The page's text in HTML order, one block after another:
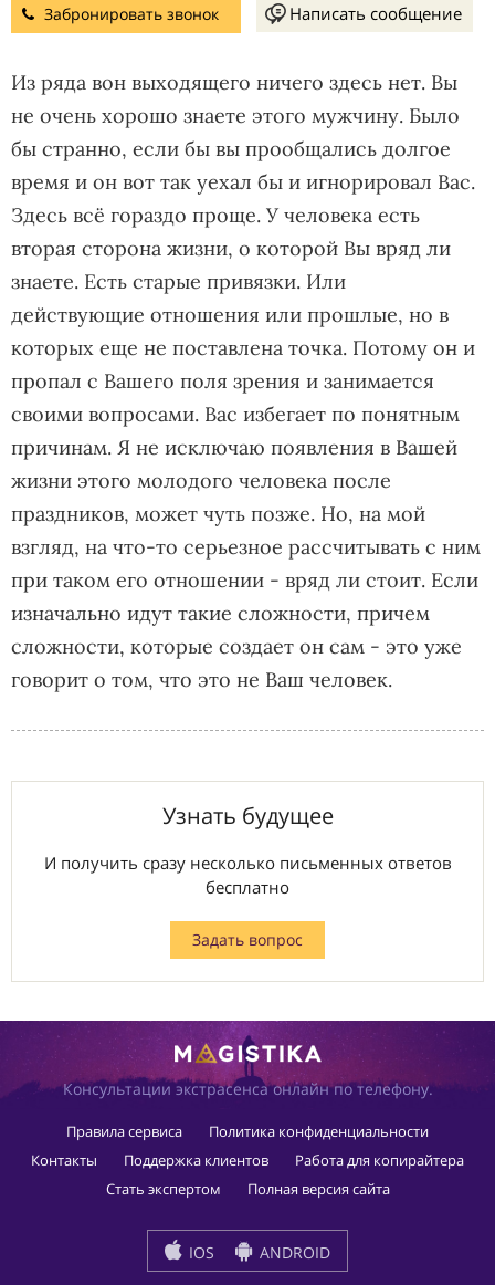
Забронировать звонок Написать сообщение
Из ряда вон выходящего ничего здесь нет. Вы
не очень хорошо знаете этого мужчину. Было
бы странно, если бы вы прообщались долгое
время и он вот так уехал бы и игнорировал Вас.
Здесь всё гораздо проще. У человека есть
вторая сторона жизни, о которой Вы вряд ли
знаете. Есть старые привязки. Или
действующие отношения или прошлые, но в
которых еще не поставлена точка. Потому он и
пропал с Вашего поля зрения и занимается
своими вопросами. Вас избегает по понятным
причинам. Я не исключаю появления в Вашей
жизни этого молодого человека после
праздников, может чуть позже. Но, на мой
взгляд, на что-то серьезное рассчитывать с ним
при таком его отношении - вряд ли стоит. Если
изначально идут такие сложности, причем
сложности, которые создает он сам - это уже
говорит о том, что это не Ваш человек.
Узнать будущее
И получить сразу несколько письменных ответов
бесплатно
Задать вопрос
Консультации экстрасенса онлайн по телефону.
Правила сервиса
Политика конфиденциальности
Контакты
Поддержка клиентов
Работа для копирайтера
Стать экспертом
Полная версия сайта
IOS ANDROID